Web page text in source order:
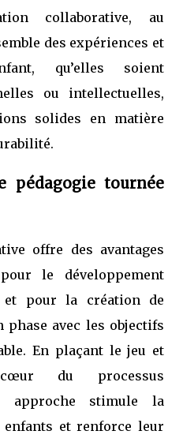
collaborative, au
des expériences et
qu’elles soient
ou intellectuelles,
solides en matière
pédagogie tournée
offre des avantages
le développement
et pour la création de
phase avec les objectifs
En plaçant le jeu et
du processus
approche stimule la
et renforce leur